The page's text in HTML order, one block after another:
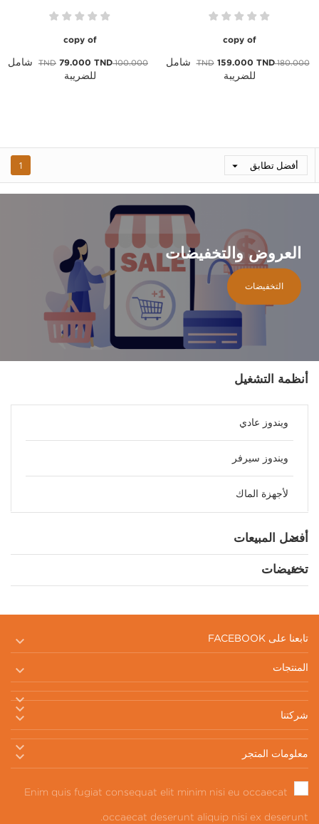
أنظمة التشغيل
ويندوز عادي
ويندوز سيرفر
لأجهزة الماك
أفضل المبيعات
تخفيضات
copy of
180.000 TND
159.000 TND
شامل
للضريبة
copy of
100.000 TND
79.000 TND
شامل
للضريبة
أفضل تطابق 
1
العروض والتخفيضات
التخفيضات
تابعنا على FACEBOOK 
المنتجات


 شركتنا


معلومات المتجر 
Enim quis fugiat consequat elit minim nisi eu occaecat
occaecat deserunt aliquip nisi ex deserunt.